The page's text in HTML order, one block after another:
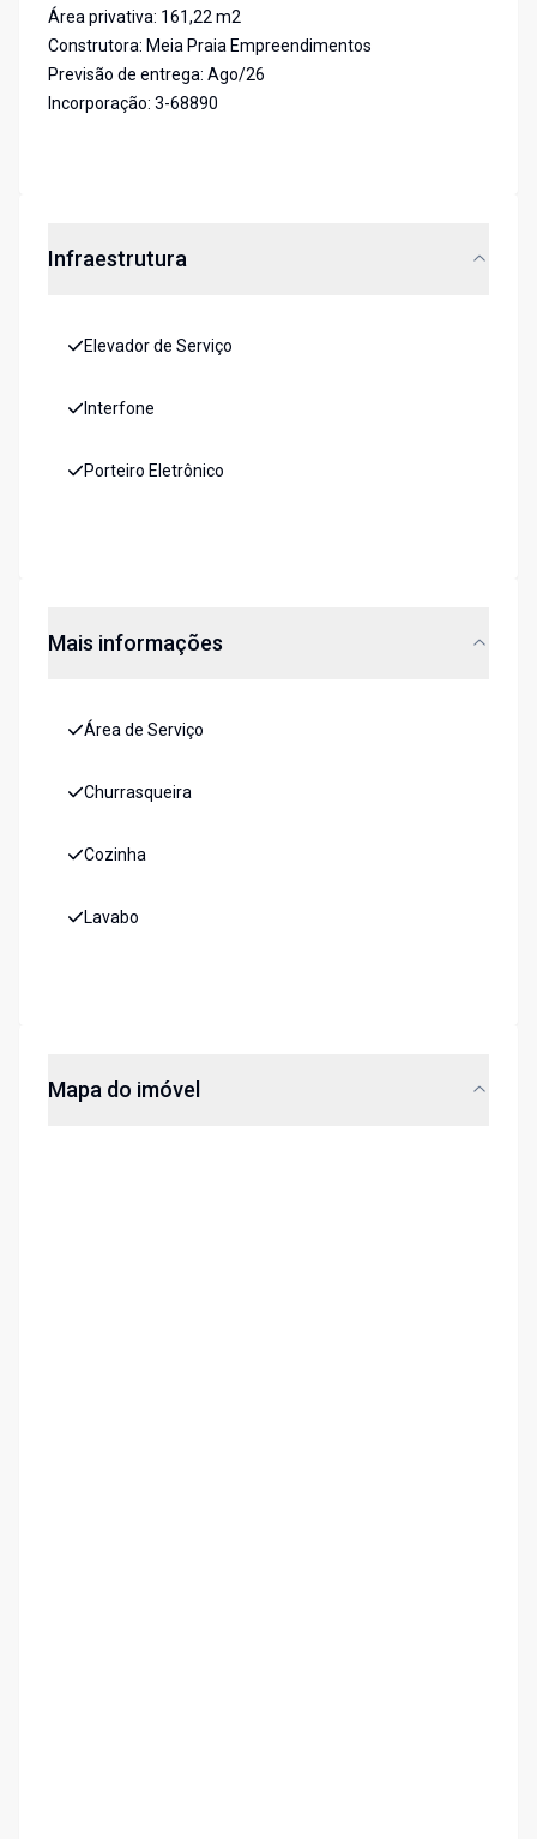
Área privativa: 161,22 m2
Construtora: Meia Praia Empreendimentos
Previsão de entrega: Ago/26
Incorporação: 3-68890
Infraestrutura
Elevador de Serviço
Interfone
Porteiro Eletrônico
Mais informações
Área de Serviço
Churrasqueira
Cozinha
Lavabo
Mapa do imóvel